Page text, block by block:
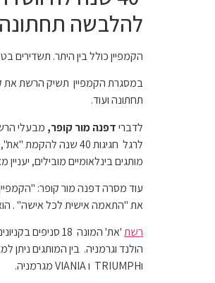
להלבשה
הקמפיין כולל בין היתר. תשדירים
תחתונה ועוד.
לדברידפנה מור קופר, מבעלי
לרגל חגיגות 40
מותגים בינלאומיים מובילים, יעניין
עוד מסרה דפנה מור קופר:
את "התאמה אישית לכל אישה" .
רשת
'את' המונה 18
וTRIUMPH ו VIANIA מגרמניה.